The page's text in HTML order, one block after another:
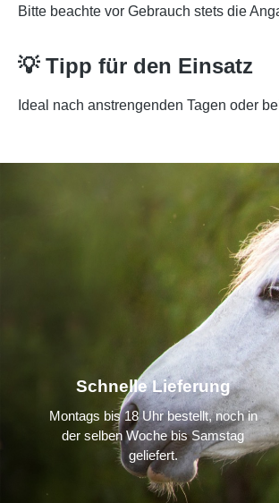
Bitte beachte vor Gebrauch stets die
💡 Tipp für den Einsatz
Ideal nach anstrengenden Tagen oder
Schnelle Lieferung
Montags bis 18 Uhr bestellt, noch in
der selben Woche bis Samstag
geliefert.